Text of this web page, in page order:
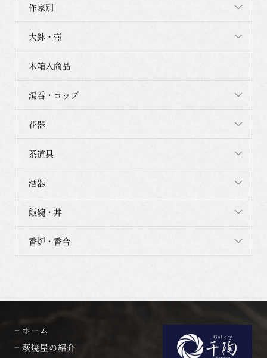
作家別
大鉢・壺
木箱入商品
湯呑・コップ
花器
茶道具
酒器
飯碗・丼
香炉・香合
ホーム
萩焼屋の紹介